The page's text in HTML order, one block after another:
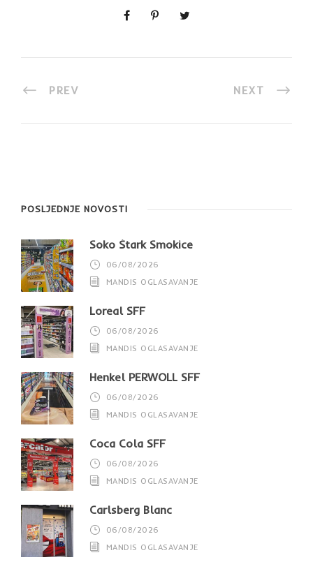
PREV NEXT
POSLJEDNJE NOVOSTI
Soko Štark Smokice
06/08/2026
MANDIS OGLASAVANJE
Loreal SFF
06/08/2026
MANDIS OGLASAVANJE
Henkel PERWOLL SFF
06/08/2026
MANDIS OGLASAVANJE
Coca Cola SFF
06/08/2026
MANDIS OGLASAVANJE
Carlsberg Blanc
06/08/2026
MANDIS OGLASAVANJE